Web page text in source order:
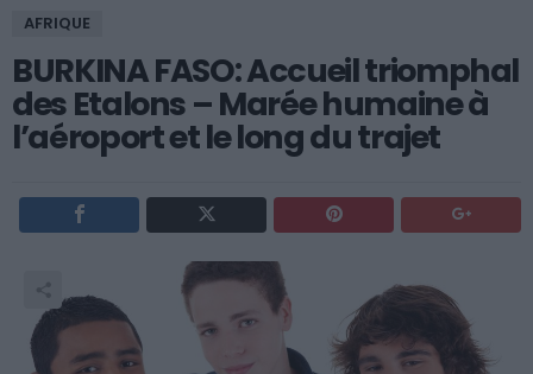
AFRIQUE
BURKINA FASO: Accueil triomphal
des Etalons – Marée humaine à
l’aéroport et le long du trajet